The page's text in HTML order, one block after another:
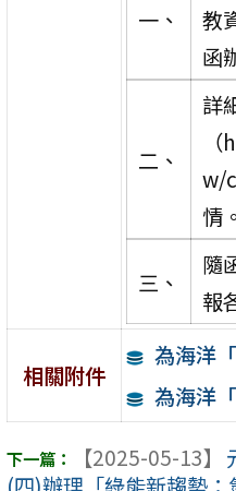
一、
教
函
二、
詳
w/
情。
三、
隨
報
相關附件
為海洋
為海洋
【2025-05-13】